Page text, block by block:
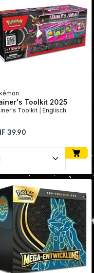
Wert ein
Toolkit 2025
Trainer's Toolkit | Englisch
Preis:
39.90
Anzahl: Gib